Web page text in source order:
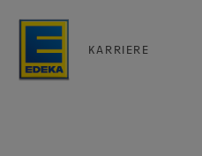
KARRIERE